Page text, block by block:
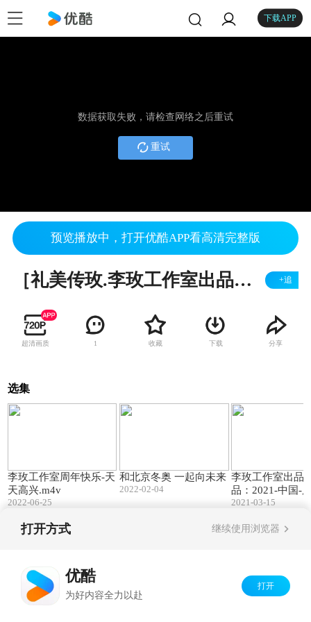
下载APP
数据获取失败，请检查网络之后重试
重试
预览播放中，打开优酷APP看高清完整版
［礼美传玫.李玫工作室出品我们一家的MV－－唱一首歌.我们的歌］世界上最美好的爱 +追
超清画质 1 收藏 下载 分享
选集
李玫工作室周年快乐-天
天高兴.m4v
2022-06-25
和北京冬奥 一起向未来
2022-02-04
李玫工作室出品
品：2021-中国-
on Chichi
2021-03-15
打开方式 继续使用浏览器
优酷
为好内容全力以赴
打开